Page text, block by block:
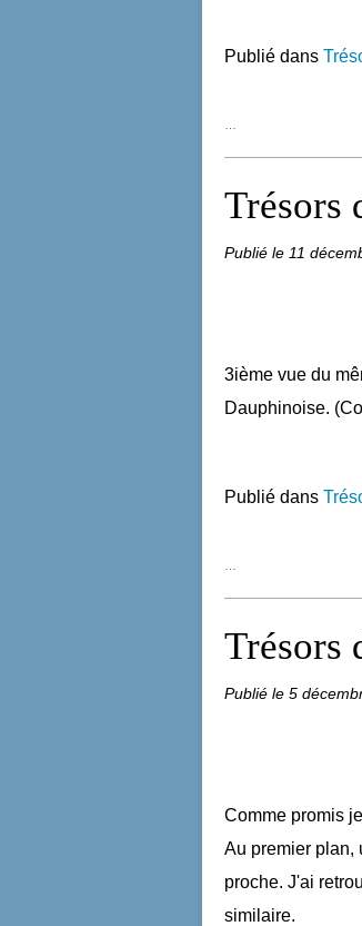
Publié dans
Trésors
Publié le 11
3ième vue du
Dauphinoise.
Publié dans
Trésors
Publié le 5
Comme promis
Au premier plan,
proche. J'ai
similaire.